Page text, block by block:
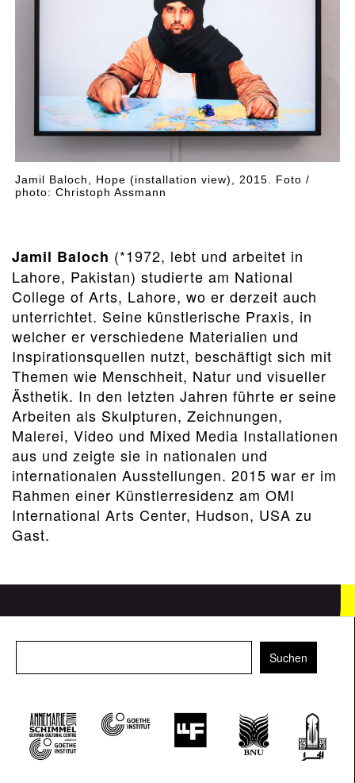
Jamil Baloch, Hope (installation view), 2015. Foto /
photo: Christoph Assmann
Jamil Baloch (*1972, lebt und arbeitet in
Lahore, Pakistan) studierte am National
College of Arts, Lahore, wo er derzeit auch
unterrichtet. Seine künstlerische Praxis, in
welcher er verschiedene Materialien und
Inspirationsquellen nutzt, beschäftigt sich mit
Themen wie Menschheit, Natur und visueller
Ästhetik. In den letzten Jahren führte er seine
Arbeiten als Skulpturen, Zeichnungen,
Malerei, Video und Mixed Media Installationen
aus und zeigte sie in nationalen und
internationalen Ausstellungen. 2015 war er im
Rahmen einer Künstlerresidenz am OMI
International Arts Center, Hudson, USA zu
Gast.